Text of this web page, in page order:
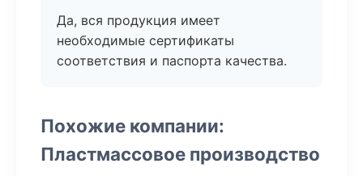
Да, вся продукция имеет
необходимые сертификаты
соответствия и паспорта качества.
Похожие компании:
Пластмассовое производство